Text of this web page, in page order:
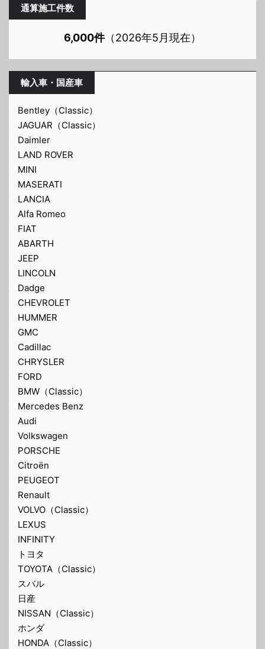
通算施工件数
6,000件（2026年5月現在）
輸入車・国産車
Bentley（Classic）
JAGUAR（Classic）
Daimler
LAND ROVER
MINI
MASERATI
LANCIA
Alfa Romeo
FIAT
ABARTH
JEEP
LINCOLN
Dadge
CHEVROLET
HUMMER
GMC
Cadillac
CHRYSLER
FORD
BMW（Classic）
Mercedes Benz
Audi
Volkswagen
PORSCHE
Citroën
PEUGEOT
Renault
VOLVO（Classic）
LEXUS
INFINITY
トヨタ
TOYOTA（Classic）
スバル
日産
NISSAN（Classic）
ホンダ
HONDA（Classic）